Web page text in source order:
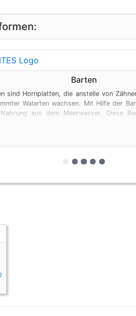
Erscheinungsform
Barten
sind Hornplatten, die anstelle von
Walarten wachsen. Mit Hilfe der
aus dem Meerwasser. Diese
unterliegen den artenschutzrechtlichen
zur 1.
zur 2.
zur 3.
zur 4.
zur 5.